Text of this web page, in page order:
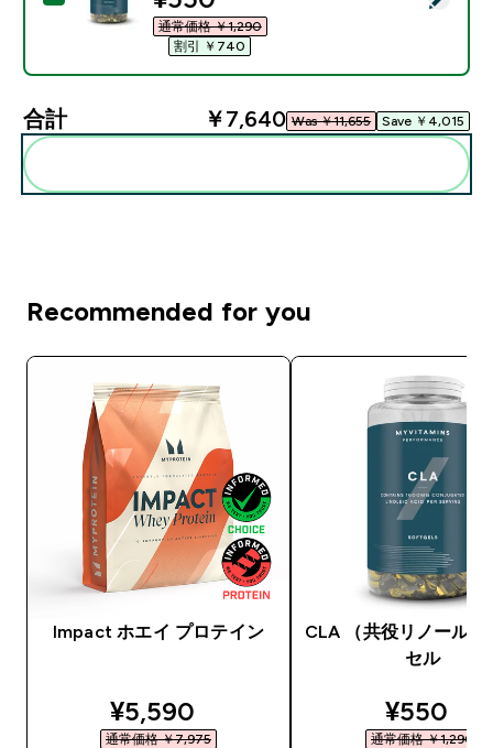
通常価格 ￥1,290‎
割引 ￥740‎
合計 ￥7,640‎ Was ￥11,655‎ Save ￥4,015‎
Recommended for you
Impact ホエイ プロテイン
discounted price
¥5,590‎
通常価格 ￥7,975‎
CLA （共役リノール酸
セル
¥550‎
通常価格 ￥1,290‎